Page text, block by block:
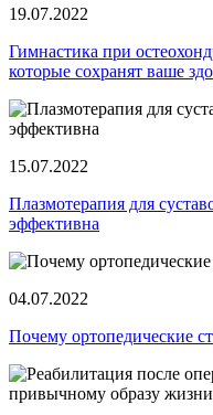
19.07.2022
Гимнастика при
которые сохранят ваше
15.07.2022
Плазмотерапия для
эффективна
04.07.2022
Почему ортопедические